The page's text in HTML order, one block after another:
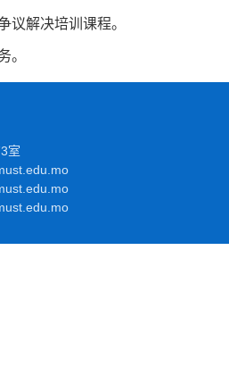
议解决培训课程。
。
室